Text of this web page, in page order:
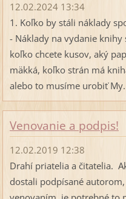
12.02.2024 13:34
1. Koľko by stáli náklady
- Náklady na vydanie
koľko chcete kusov, aký
mäkká, koľko strán má
alebo to musíme urobiť
Venovanie a podpis!
12.02.2019 12:38
Drahí priatelia a čitatelia.
dostali podpísané